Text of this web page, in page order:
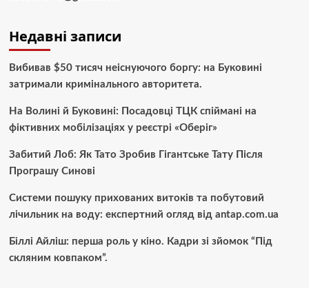
Недавні записи
Вибивав $50 тисяч неіснуючого боргу: на Буковині
затримали кримінального авторитета.
На Волині й Буковині: Посадовці ТЦК спіймані на
фіктивних мобілізаціях у реєстрі «Оберіг»
Забитий Лоб: Як Тато Зробив Гігантське Тату Після
Програшу Синові
Системи пошуку прихованих витоків та побутовий
лічильник на воду: експертний огляд від antap.com.ua
Біллі Айліш: перша роль у кіно. Кадри зі зйомок “Під
скляним ковпаком”.